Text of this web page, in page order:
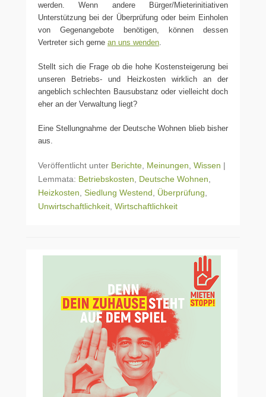
werden. Wenn andere Bürger/Mieterinitiativen
Unterstützung bei der Überprüfung oder beim Einholen
von Gegenangebote benötigen, können dessen
Vertreter sich gerne an uns wenden.
Stellt sich die Frage ob die hohe Kostensteigerung bei
unseren Betriebs- und Heizkosten wirklich an der
angeblich schlechten Bausubstanz oder vielleicht doch
eher an der Verwaltung liegt?
Eine Stellungnahme der Deutsche Wohnen blieb bisher
aus.
Veröffentlicht unter Berichte Meinungen Wissen |
Lemmata: Betriebskosten Deutsche Wohnen
Heizkosten Siedlung Westend Überprüfung
Unwirtschaftlichkeit Wirtschaftlichkeit